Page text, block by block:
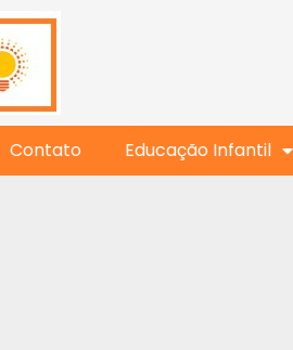
Contato Educação Infantil